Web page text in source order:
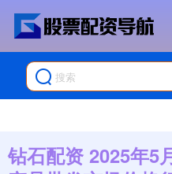
钻石配资 2025年5